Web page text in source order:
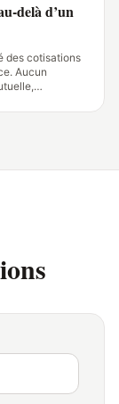
delà d’un
des cotisations
Aucun